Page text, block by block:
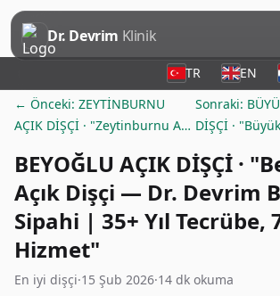
Dr. Devrim Klinik
TR EN
← Önceki: ZEYTİNBURNU
AÇIK DİŞÇİ · "Zeytinburnu A…
Sonraki:
DİŞÇİ ·
BEYOĞLU AÇIK DİŞÇİ ·
Açık Dişçi — Dr. Devrim
Sipahi | 35+ Yıl Tecrübe,
Hizmet"
En iyi dişçi·15 Şub 2026·14 dk okuma